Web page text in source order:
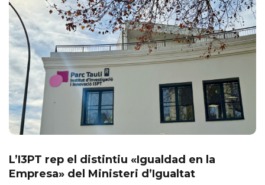
L’I3PT rep el distintiu «Igualdad en la
Empresa» del Ministeri d’Igualtat